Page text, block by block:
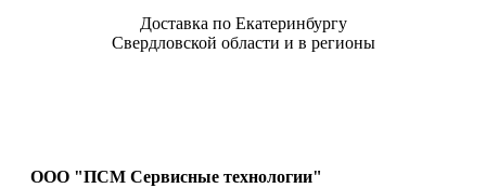
Доставка по Екатеринбургу
Свердловской области и в регионы
ООО "ПСМ Сервисные технологии"